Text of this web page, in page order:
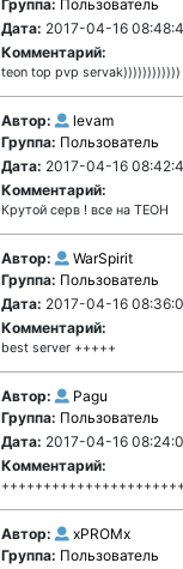
Группа: Пользователь
Дата: 2017-04-16
Комментарий:
teon top pvp servak))))))))))))
Автор:
levam
Группа: Пользователь
Дата: 2017-04-16
Комментарий:
Крутой серв ! все на ТЕОН
Автор:
WarSpirit
Группа: Пользователь
Дата: 2017-04-16
Комментарий:
best server +++++
Автор:
Pagu
Группа: Пользователь
Дата: 2017-04-16
Комментарий:
Автор:
xPROMx
Группа: Пользователь